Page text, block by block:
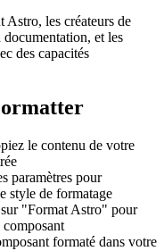
Astro, les créateurs de
et les
des capacités
le contenu de votre
paramètres pour
style de formatage
"Format Astro" pour
formaté dans votre